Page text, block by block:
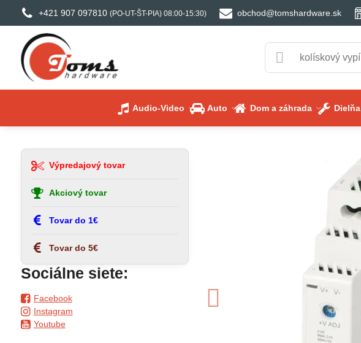
+421 907 097810 (PO-UT-ŠT-PIA) 08:00-15:30) obchod@tomshardware.sk
Audio-Video Auto Dom a záhrada Dielňa
Výpredajový tovar
Akciový tovar
Tovar do 1€
Tovar do 5€
Sociálne siete:
Facebook
Instagram
Youtube